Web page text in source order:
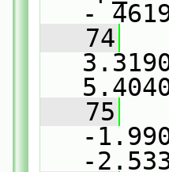
-
   74
   75
-
-